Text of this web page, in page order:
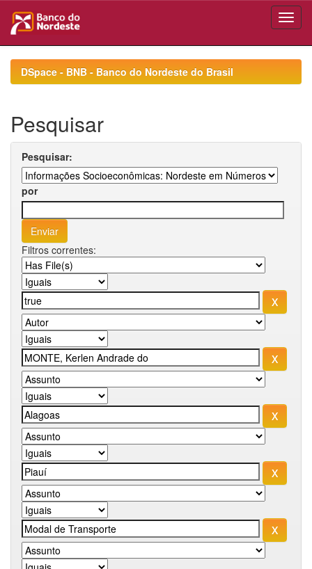
navigationDSpace - BNB - Banco do Nordeste do Brasil
Pesquisar
Pesquisar:
por
Filtros correntes: